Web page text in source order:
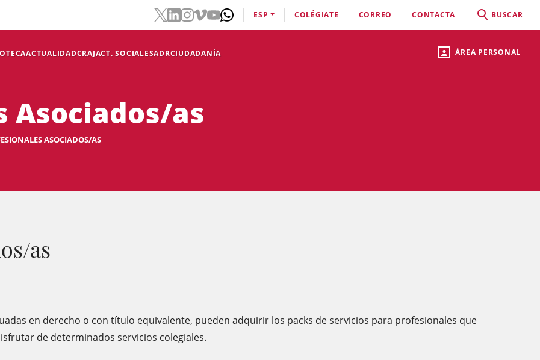
ÁREA PERSONAL
ACTUALIDADCRAJACT. SOCIALESADRCIUDADANÍA
ESP COLÉGIATE CORREO CONTACTA BUSCAR
Asociados/as
ASOCIADOS/AS
as
en derecho o con título equivalente, pueden adquirir los packs de servicios para profesionales que
de determinados servicios colegiales.